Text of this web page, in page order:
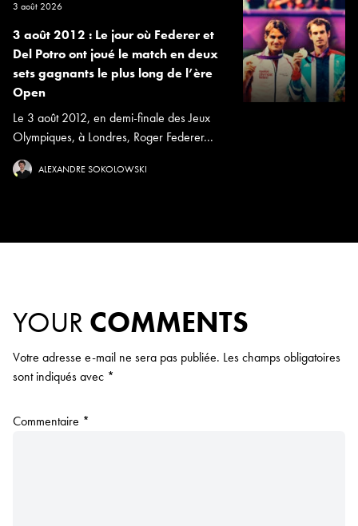
3 août 2026
3 août 2012 : Le jour où Federer et
Del Potro ont joué le match en deux
sets gagnants le plus long de l’ère
Open
Le 3 août 2012, en demi-finale des Jeux
Olympiques, à Londres, Roger Federer...
ALEXANDRE SOKOLOWSKI
YOUR COMMENTS
Votre adresse e-mail ne sera pas publiée. Les champs obligatoires
sont indiqués avec *
Commentaire *